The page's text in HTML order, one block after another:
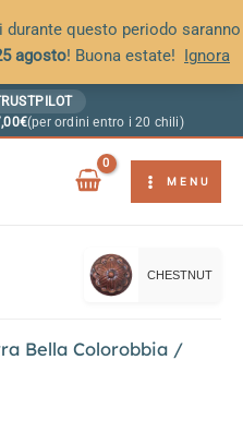
questo periodo saranno
agosto! Buona estate! Ignora
(per ordini entro i 20 chili)
MENU
CHESTNUT
Bella Colorobbia /